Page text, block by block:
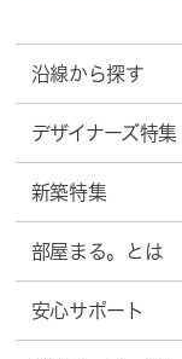
沿線から探す
デザイナーズ特集
新築特集
部屋まる。とは
安心サポート